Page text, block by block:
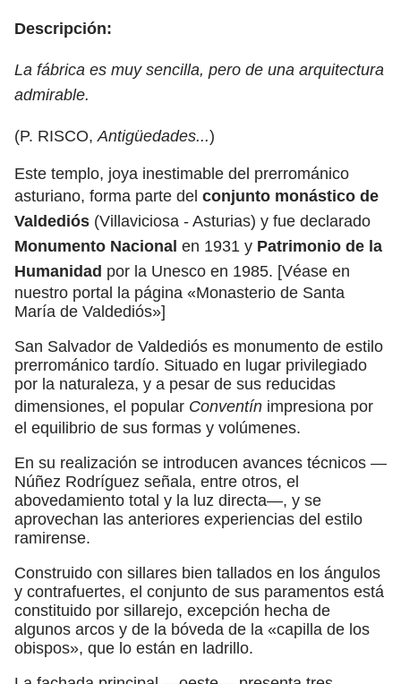
Descripción:
La fábrica es muy sencilla, pero de una arquitectura
admirable.
(P. RISCO, Antigüedades...)
Este templo, joya inestimable del prerrománico
asturiano, forma parte del conjunto monástico de
Valdediós (Villaviciosa - Asturias) y fue declarado
Monumento Nacional en 1931 y Patrimonio de la
Humanidad por la Unesco en 1985. [Véase en
nuestro portal la página «Monasterio de Santa
María de Valdediós»]
San Salvador de Valdediós es monumento de estilo
prerrománico tardío. Situado en lugar privilegiado
por la naturaleza, y a pesar de sus reducidas
dimensiones, el popular Conventín impresiona por
el equilibrio de sus formas y volúmenes.
En su realización se introducen avances técnicos —
Núñez Rodríguez señala, entre otros, el
abovedamiento total y la luz directa—, y se
aprovechan las anteriores experiencias del estilo
ramirense.
Construido con sillares bien tallados en los ángulos
y contrafuertes, el conjunto de sus paramentos está
constituido por sillarejo, excepción hecha de
algunos arcos y de la bóveda de la «capilla de los
obispos», que lo están en ladrillo.